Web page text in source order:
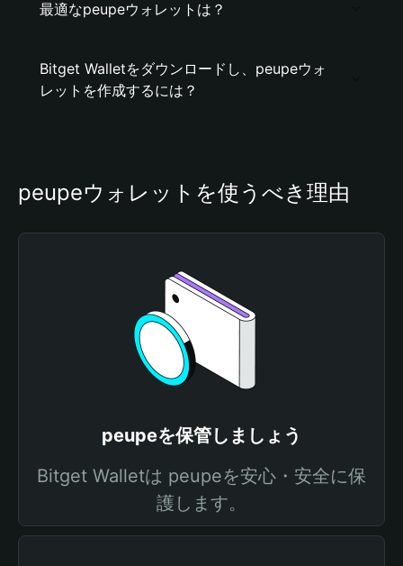
最適なpeupeウォレットは？
Bitget Walletをダウンロードし、peupeウォ
レットを作成するには？
peupeウォレットを使うべき理由
peupeを保管しましょう
Bitget Walletは peupeを安心・安全に保
護します。